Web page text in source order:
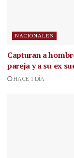
NACIONALES
Capturan a
pareja y a su ex
HACE 1 DÍA